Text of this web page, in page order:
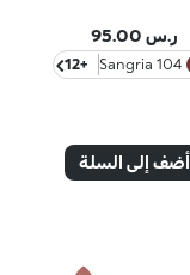
ر.س 95.00
104 Sangria
+12
أضف إلى السلة